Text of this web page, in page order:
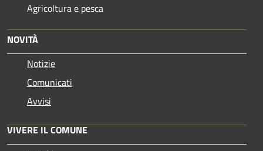
Agricoltura e pesca
NOVITÀ
Notizie
Comunicati
Avvisi
VIVERE IL COMUNE